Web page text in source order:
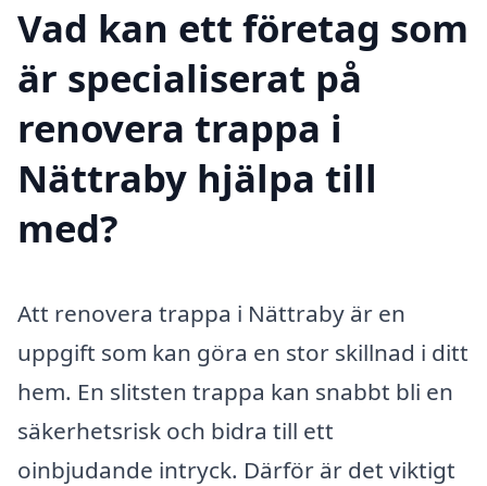
Vad kan ett företag som
är specialiserat på
renovera trappa i
Nättraby hjälpa till
med?
Att renovera trappa i Nättraby är en
uppgift som kan göra en stor skillnad i ditt
hem. En slitsten trappa kan snabbt bli en
säkerhetsrisk och bidra till ett
oinbjudande intryck. Därför är det viktigt